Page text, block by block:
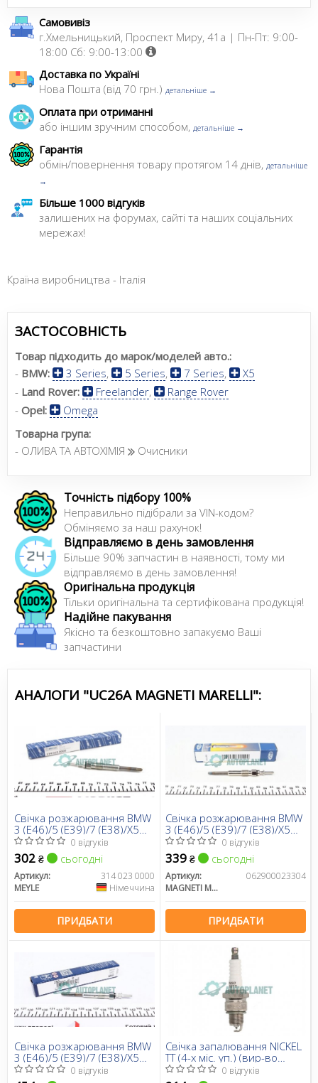
Самовивіз
г.Хмельницький, Проспект Миру, 41а | Пн-Пт: 9:00-
18:00 Сб: 9:00-13:00
Доставка по Україні
Нова Пошта (від 70 грн.) детальніше →
Оплата при отриманні
або іншим зручним способом, детальніше →
Гарантія
обмін/повернення товару протягом 14 днів, детальніше
→
Більше 1000 відгуків
залишених на форумах, сайті та наших соціальних
мережах!
Країна виробництва - Італія
ЗАСТОСОВНІСТЬ
Товар підходить до марок/моделей авто.:
- BMW: 3 Series, 5 Series, 7 Series,
X5
- Land Rover: Freelander,
Range Rover
- Opel:
Omega
Товарна група:
- ОЛИВА ТА АВТОХІМІЯ
Очисники
Точність підбору 100%
Неправильно підібрали за VIN-кодом?
Обміняємо за наш рахунок!
Відправляємо в день замовлення
Більше 90% запчастин в наявності, тому ми
відправляємо в день замовлення!
Оригінальна продукція
Тільки оригінальна та сертифікована продукція!
Надійне пакування
Якісно та безкоштовно запакуємо Ваші
запчастини
АНАЛОГИ "UC26A MAGNETI MARELLI":
Свічка розжарювання BMW
3 (E46)/5 (E39)/7 (E38)/X5
(E53)/Opel Omega B
2.0CDTi/2.5DTI/3.0D 98-05
0 відгуків
302 ₴ сьогодні
Артикул:
314 023 0000
MEYLE
Німеччина
ПРИДБАТИ
Свічка розжарювання BMW
3 (E46)/5 (E39)/7 (E38)/X5
(E53)/Opel Omega B
2.0CDTi/2.5DTI/3.0D 98-05
0 відгуків
339 ₴ сьогодні
Артикул:
062900023304
MAGNETI MARELLI
ПРИДБАТИ
Свічка розжарювання BMW
3 (E46)/5 (E39)/7 (E38)/X5
(E53)/Opel Omega B
2.0CDTi/2.5DTI/3.0D 98-05
0 відгуків
Свічка запалювання NICKEL
TT (4-х міс. уп.) (вир-во
DENSO)
0 відгуків